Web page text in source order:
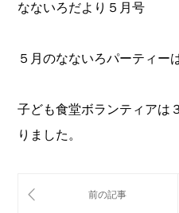
なないろだより５月号
５月のなないろパーティー
子ども食堂ボランティアは
りました。